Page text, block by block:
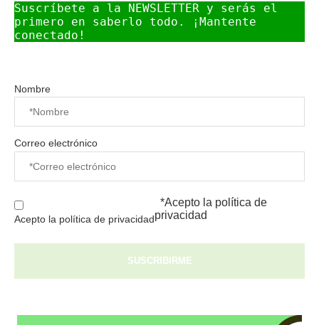
Suscríbete a la NEWSLETTER y serás el
primero en saberlo todo. ¡Mantente
conectado!
Nombre
Correo electrónico
Acepto la política de privacidad
*Acepto la política de
privacidad